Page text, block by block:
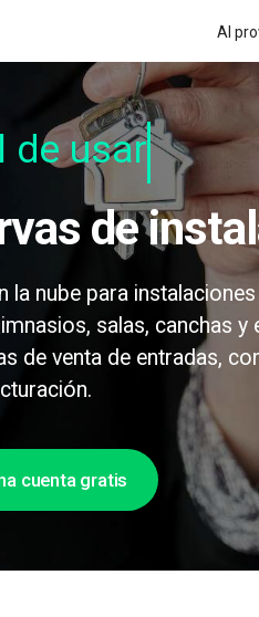
Al
de usar
de
nube para
salas, canchas y
de venta de entradas,
cuenta gratis